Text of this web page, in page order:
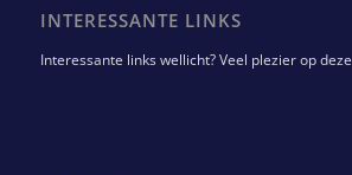
INTERESSANTE LINKS
Interessante links wellicht? Veel plezier op